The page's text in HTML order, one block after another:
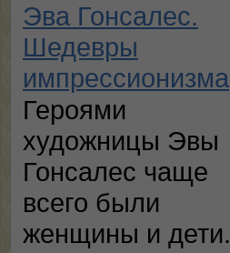
Эва Гонсалес.
Шедевры
импрессионизма
Героями
художницы Эвы
Гонсалес чаще
всего были
женщины и дети.